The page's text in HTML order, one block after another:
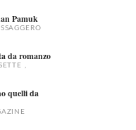
Pamuk
da romanzo
,
quelli da